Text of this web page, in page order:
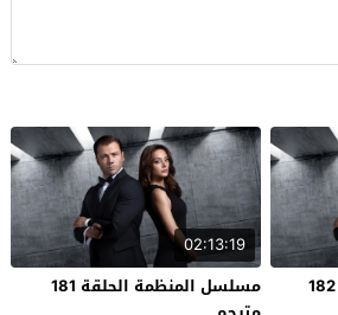
مسلسل المنظمة الحلقة 182
02:13:19
مسلسل المنظمة الحلقة 181